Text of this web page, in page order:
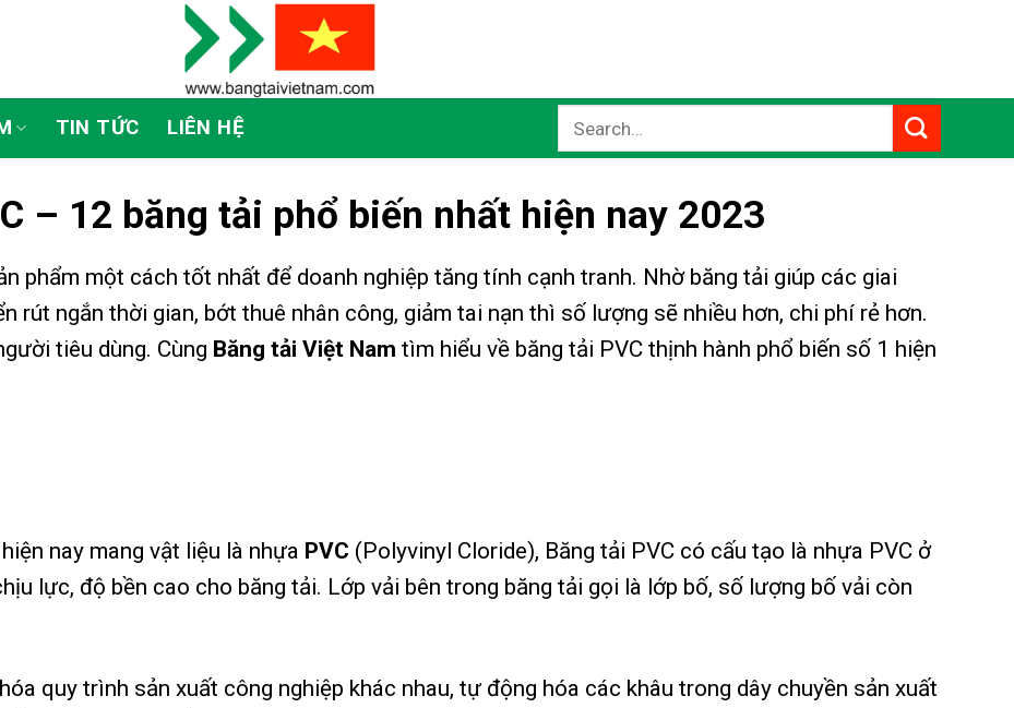
TIN TỨC LIÊN HỆ
Search
– 12 băng tải phổ biến nhất hiện nay 2023
phẩm một cách tốt nhất để doanh nghiệp tăng tính cạnh tranh. Nhờ băng tải giúp các giai
rút ngắn thời gian, bớt thuê nhân công, giảm tai nạn thì số lượng sẽ nhiều hơn, chi phí rẻ hơn.
tiêu dùng. Cùng Băng tải Việt Nam tìm hiểu về băng tải PVC thịnh hành phổ biến số 1 hiện
nay mang vật liệu là nhựa PVC (Polyvinyl Cloride), Băng tải PVC có cấu tạo là nhựa PVC ở
lực, độ bền cao cho băng tải. Lớp vải bên trong băng tải gọi là lớp bố, số lượng bố vải còn
quy trình sản xuất công nghiệp khác nhau, tự động hóa các khâu trong dây chuyền sản xuất